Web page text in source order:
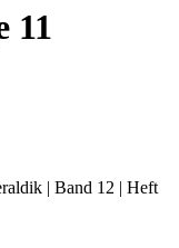
11
| Band 12 | Heft